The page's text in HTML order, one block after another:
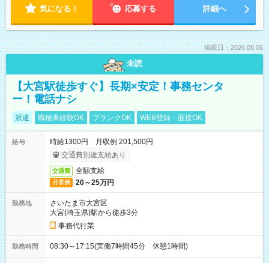
気になる！ 応募する 詳細へ
掲載日：2026.08.06
未読
【大宮駅徒歩すぐ】長期×安定！事務センタ
ー！電話ナシ
派遣 職種未経験OK ブランクOK WEB登録・面接OK
給与
時給1300円 月収例 201,500円
交通費別途支給あり
交通費 全額支給
月収例 20～25万円
勤務地
さいたま市大宮区
大宮(埼玉県)駅から徒歩3分
事務代行業
勤務時間 08:30～17:15(実働7時間45分 休憩1時間)